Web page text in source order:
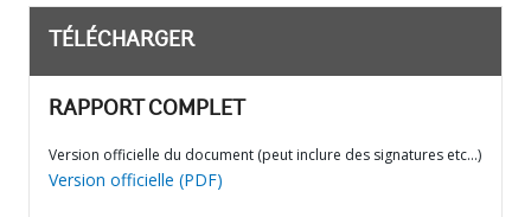
TÉLÉCHARGER
RAPPORT COMPLET
Version officielle du document (peut inclure des signatures etc…)
Version officielle (PDF)